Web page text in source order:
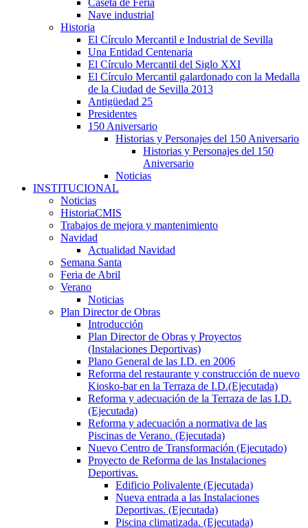
Caseta de Feria
Nave industrial
Historia
El Círculo Mercantil e Industrial de Sevilla
Una Entidad Centenaria
El Círculo Mercantil del Siglo XXI
El Círculo Mercantil galardonado con la Medalla
de la Ciudad de Sevilla 2013
Antigüedad 25
Presidentes
150 Aniversario
Historias y Personajes del 150 Aniversario
Historias y Personajes del 150
Aniversario
Noticias
INSTITUCIONAL
Noticias
HistoriaCMIS
Trabajos de mejora y mantenimiento
Navidad
Actualidad Navidad
Semana Santa
Feria de Abril
Verano
Noticias
Plan Director de Obras
Introducción
Plan Director de Obras y Proyectos
(Instalaciones Deportivas)
Plano General de las I.D. en 2006
Reforma del restaurante y construcción de nuevo
Kiosko-bar en la Terraza de I.D.(Ejecutada)
Reforma y adecuación de la Terraza de las I.D.
(Ejecutada)
Reforma y adecuación a normativa de las
Piscinas de Verano. (Ejecutada)
Nuevo Centro de Transformación (Ejecutado)
Proyecto de Reforma de las Instalaciones
Deportivas.
Edificio Polivalente (Ejecutada)
Nueva entrada a las Instalaciones
Deportivas. (Ejecutada)
Piscina climatizada. (Ejecutada)